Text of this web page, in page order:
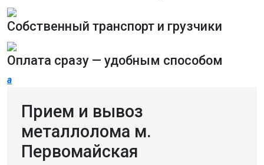
Собственный транспорт и грузчики
Оплата сразу — удобным способом
a
Прием и вывоз
металлолома м.
Первомайская